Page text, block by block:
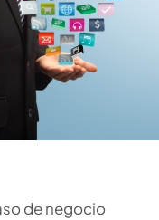
de negocio